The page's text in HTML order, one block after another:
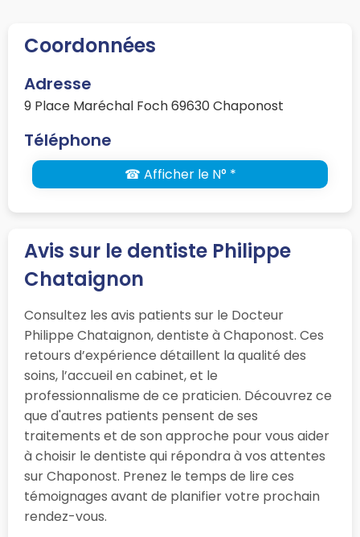
Coordonnées
Adresse
9 Place Maréchal Foch 69630 Chaponost
Téléphone
☎ Afficher le N° *
Avis sur le dentiste Philippe
Chataignon
Consultez les avis patients sur le Docteur
Philippe Chataignon, dentiste à Chaponost. Ces
retours d’expérience détaillent la qualité des
soins, l’accueil en cabinet, et le
professionnalisme de ce praticien. Découvrez ce
que d'autres patients pensent de ses
traitements et de son approche pour vous aider
à choisir le dentiste qui répondra à vos attentes
sur Chaponost. Prenez le temps de lire ces
témoignages avant de planifier votre prochain
rendez-vous.